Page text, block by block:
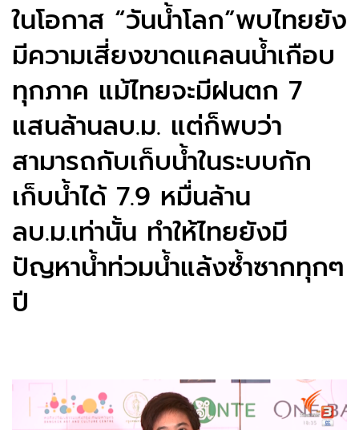
ในโอกาส “วันน้ำโลก”พบไทยยัง
มีความเสี่ยงขาดแคลนน้ำเกือบ
ทุกภาค แม้ไทยจะมีฝนตก 7
แสนล้านลบ.ม. แต่ก็พบว่า
สามารถกับเก็บน้ำในระบบกัก
เก็บน้ำได้ 7.9 หมื่นล้าน
ลบ.ม.เท่านั้น ทำให้ไทยยังมี
ปัญหาน้ำท่วมน้ำแล้งซ้ำซากทุกๆ
ปี